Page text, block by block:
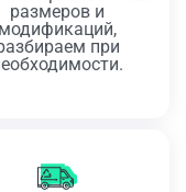
размеров и
модификаций,
при